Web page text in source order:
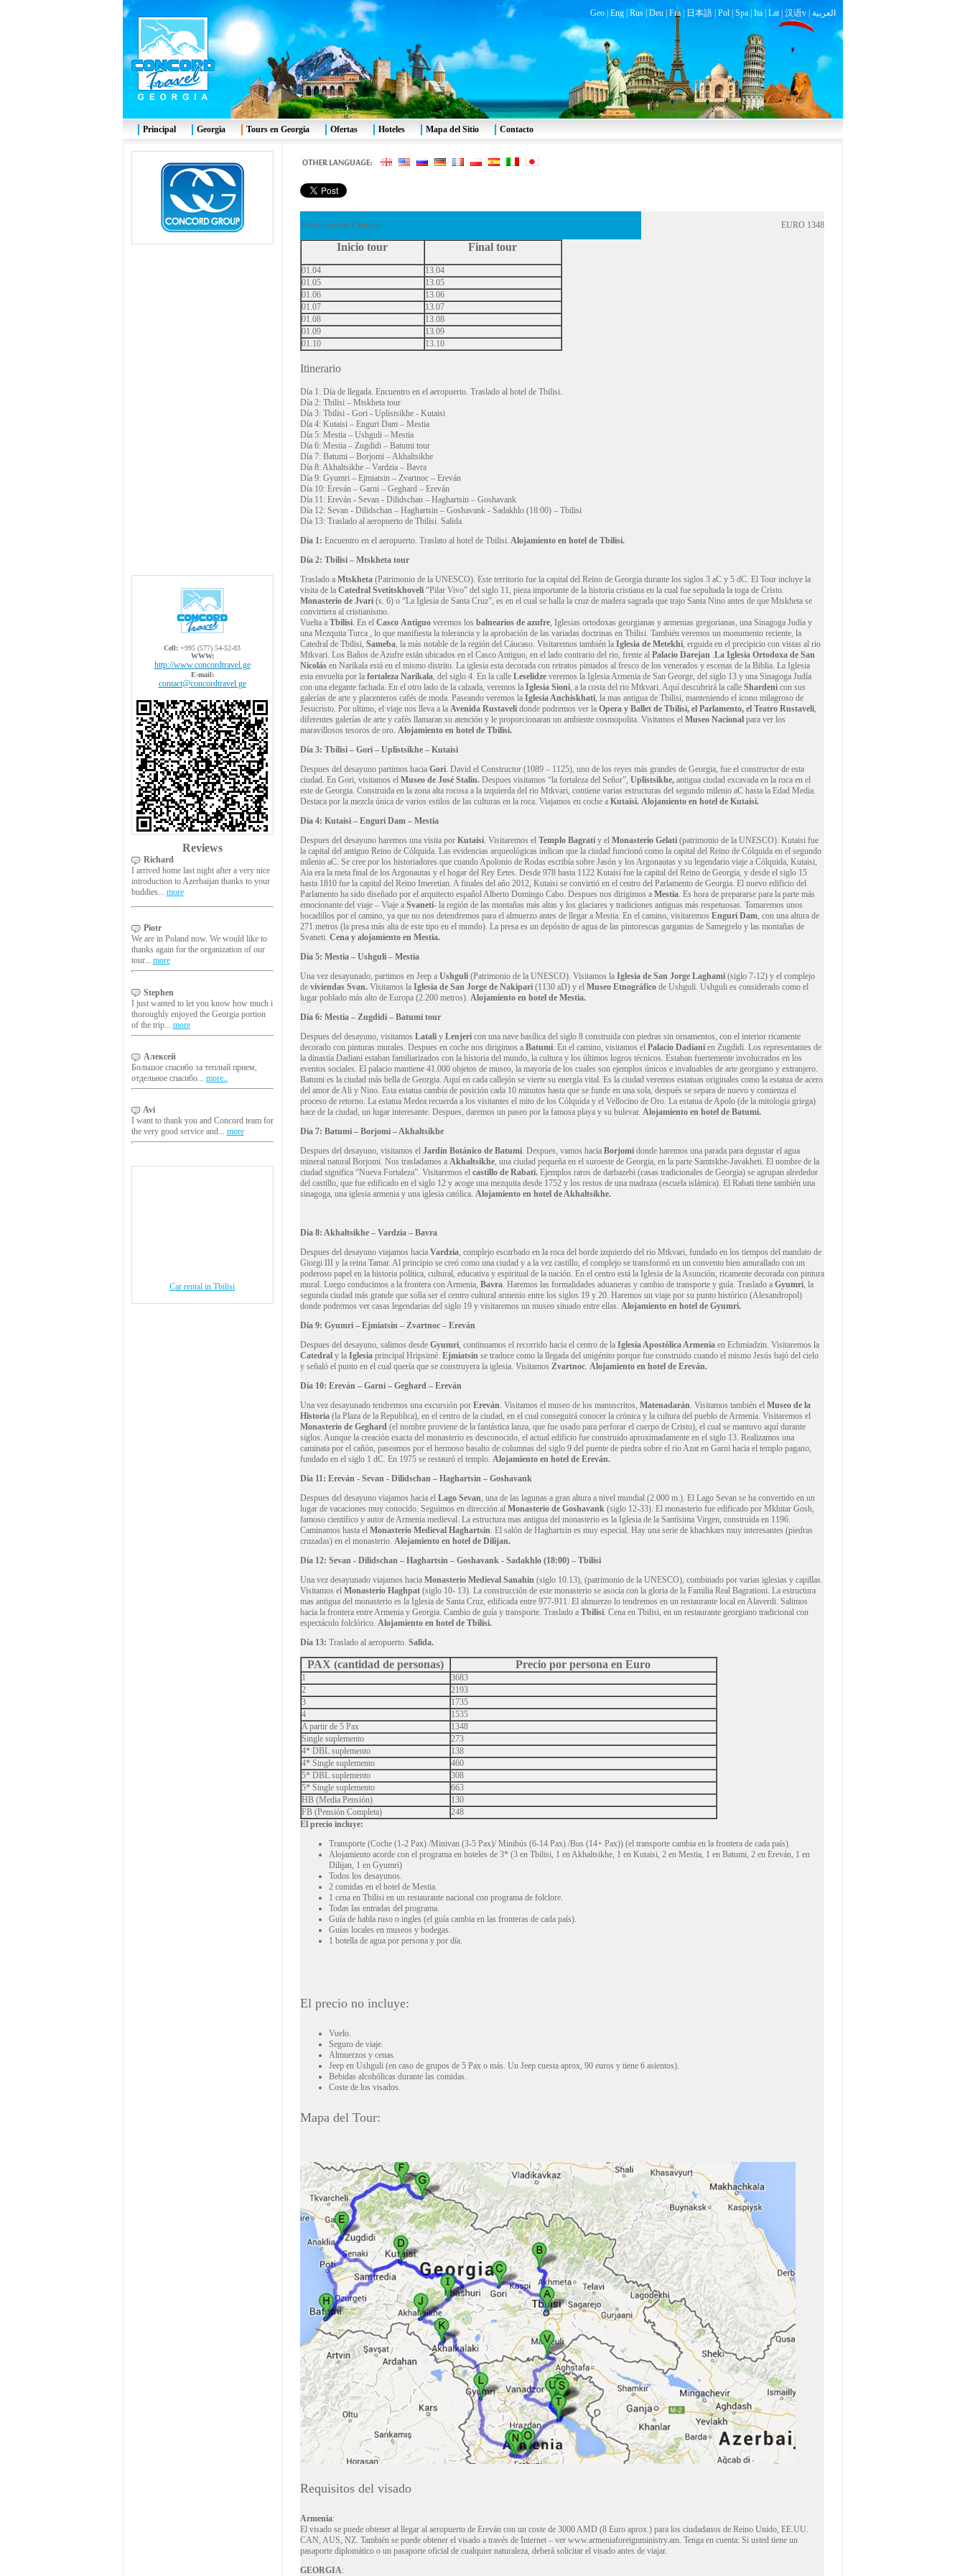
Geo| Eng| Rus| Deu| Fra| 日本語| Pol| Spa| Ita| Lat| 汉语v | العربية
Cell: +995 (577) 54-52-83
WWW:
http://www.concordtravel.ge
E-mail:
contact@concordtravel.ge
Reviews
Richard
I arrived home last night after a very nice
introduction to Azerbaijan thanks to your
buddies... more
Piotr
We are in Poland now. We would like to
thanks again for the organization of our
tour... more
Stephen
I just wanted to let you know how much i
thoroughly enjoyed the Georgia portion
of the trip... more
Алексей
Большое спасибо за теплый прием,
отдельное спасибо... more..
Avi
I want to thank you and Concord team for
the very good service and... more
Car rental in Tbilisi
Patrimonio del Cáucaso EURO 1348
Inicio tour Final tour
01.04
13.04
01.05
13.05
01.06
13.06
01.07
13.07
01.08
13.08
01.09
13.09
01.10
13.10
Itinerario
Día 1: Día de llegada. Encuentro en el aeropuerto. Traslado al hotel de Tbilisi.
Día 2: Tbilisi – Mtskheta tour
Día 3: Tbilisi - Gori - Uplistsikhe - Kutaisi
Día 4: Kutaisi – Enguri Dam – Mestia
Día 5: Mestia – Ushguli – Mestia
Día 6: Mestia – Zugdidi – Batumi tour
Día 7: Batumi – Borjomi – Akhaltsikhe
Día 8: Akhaltsikhe – Vardzia – Bavra
Día 9: Gyumri – Ejmiatsin – Zvartnoc – Ereván
Día 10: Ereván – Garni – Geghard – Ereván
Día 11: Ereván - Sevan - Dilidschan – Haghartsin – Goshavank
Día 12: Sevan - Dilidschan – Haghartsin – Goshavank - Sadakhlo (18:00) – Tbilisi
Día 13: Traslado al aeropuerto de Tbilisi. Salida.
Día 1: Encuentro en el aeropuerto. Traslato al hotel de Tbilisi. Alojamiento en hotel de Tbilisi.
Día 2: Tbilisi – Mtskheta tour
Traslado a Mtskheta(Patrimonio de la UNESCO). Este territorio fue la capital del Reino de Georgia durante los siglos 3 aC y 5 dC. El Tour incluye la
visita de la Catedral Svetitskhoveli“Pilar Vivo” del siglo 11, pieza importante de la historia cristiana en la cual fue sepultada la toga de Cristo.
Monasterio de Jvari(s. 6) o “La Iglesia de Santa Cruz”, es en el cual se halla la cruz de madera sagrada que trajo Santa Nino antes de que Mtskheta se
convirtiera al cristianismo.
Vuelta a Tbilisi. En el Casco Antiguoveremos los balnearios de azufre, Iglesias ortodoxas georgianas y armenias gregorianas, una Sinagoga Judía y
una Mezquita Turca , lo que manifiesta la tolerancia y la aprobación de las variadas doctrinas en Tbilisi. También veremos un monumento reciente, la
Catedral de Tbilisi, Sameba, la más notable de la región del Cáucaso. Visitaremos también la Iglesia de Metekhi, erguida en el precipicio con vistas al rio
Mtkvari. Los Baños de Azufre están ubicados en el Casco Antiguo, en el lado contrario del rio, frente al Palacio Darejan.La Iglesia Ortodoxa de San
Nicolásen Narikala está en el mismo distrito. La iglesia esta decorada con retratos pintados al fresco de los venerados y escenas de la Biblia. La Iglesia
esta envuelta por la fortaleza Narikala, del siglo 4. En la calle Leselidzeveremos la Iglesia Armenia de San George, del siglo 13 y una Sinagoga Judía
con una elegante fachada. En el otro lado de la calzada, veremos la Iglesia Sioni, a la costa del rio Mtkvari. Aquí descubrirá la calle Shardenicon sus
galerías de arte y placenteros cafés de moda. Paseando veremos la Iglesia Anchiskhati, la mas antigua de Tbilisi, manteniendo el icono milagroso de
Jesucristo. Por ultimo, el viaje nos lleva a la Avenida Rustavelidonde podremos ver la Opera y Ballet de Tbilisi, el Parlamento, el Teatro Rustaveli,
diferentes galerías de arte y cafés llamaran su atención y le proporcionaran un ambiente cosmopolita. Visitamos el Museo Nacionalpara ver los
maravillosos tesoros de oro. Alojamiento en hotel de Tbilisi.
Día 3: Tbilisi – Gori – Uplistsikhe – Kutaisi
Despues del desayuno partimos hacia Gori. David el Constructor (1089 – 1125), uno de los reyes más grandes de Georgia, fue el constructor de esta
ciudad. En Gori, visitamos el Museo de José Stalin.Despues visitamos “la fortaleza del Señor”, Uplistsikhe,antigua ciudad excavada en la roca en el
este de Georgia. Construida en la zona alta rocosa a la izquierda del rio Mtkvari, contiene varias estructuras del segundo milenio aC hasta la Edad Media.
Destaca por la mezcla única de varios estilos de las culturas en la roca. Viajamos en coche a Kutaisi. Alojamiento en hotel de Kutaisi.
Día4: Kutaisi – Enguri Dam – Mestia
Despues del desayuno haremos una visita por Kutaisi. Visitaremos el Templo Bagratiy el Monasterio Gelati(patrimonio de la UNESCO). Kutaisi fue
la capital del antiguo Reino de Cólquida. Las evidencias arqueológicas indican que la ciudad funcionó como la capital del Reino de Cólquida en el segundo
milenio aC. Se cree por los historiadores que cuando Apolonio de Rodas escribía sobre Jasón y los Argonautas y su legendario viaje a Cólquida, Kutaisi,
Aia era la meta final de los Argonautas y el hogar del Rey Eetes. Desde 978 hasta 1122 Kutaisi fue la capital del Reino de Georgia, y desde el siglo 15
hasta 1810 fue la capital del Reino Imeretian. A finales del año 2012, Kutaisi se convirtió en el centro del Parlamento de Georgia. El nuevo edificio del
Parlamento ha sido diseñado por el arquitecto español Alberto Domingo Cabo. Despues nos dirigimos a Mestia. Es hora de prepararse para la parte más
emocionante del viaje – Viaje a Svaneti- la región de las montañas más altas y los glaciares y tradiciones antiguas más respetuosas. Tomaremos unos
bocadillos por el camino, ya que no nos detendremos para el almuerzo antes de llegar a Mestia. En el camino, visitaremos Enguri Dam, con una altura de
271 metros (la presa más alta de este tipo en el mundo). La presa es un depósito de agua de las pintorescas gargantas de Samegrelo y las montañas de
Svaneti. Cena y alojamiento en Mestia.
Día5: Mestia – Ushguli – Mestia
Una vez desayunado, partimos en Jeep a Ushguli(Patrimonio de la UNESCO). Visitamos la Iglesia de San Jorge Laghami(siglo 7-12) y el complejo
de viviendas Svan.Visitamos la Iglesia de San Jorge de Nakipari(1130 aD) y el Museo Etnográficode Ushguli. Ushguli es considerado como el
lugar poblado más alto de Europa (2.200 metros). Alojamiento en hotel de Mestia.
Día 6: Mestia – Zugdidi – Batumi tour
Despues del desayuno, visitamos Lataliy Lenjericon una nave basílica del siglo 8 construida con piedras sin ornamentos, con el interior ricamente
decorado con pinturas murales. Despues en coche nos dirigimos a Batumi. En el camino, visitamos el Palacio Dadianien Zugdidi. Los representantes de
la dinastía Dadiani estaban familiarizados con la historia del mundo, la cultura y los últimos logros técnicos. Estaban fuertemente involucrados en los
eventos sociales. El palacio mantiene 41.000 objetos de museo, la mayoría de los cuales son ejemplos únicos e invaluables de arte georgiano y extranjero.
Batumi es la ciudad más bella de Georgia. Aquí en cada callejón se vierte su energía vital. Es la ciudad veremos estatuas originales como la estatua de acero
del amor de Ali y Nino. Esta estatua cambia de posición cada 10 minutos hasta que se funde en una sola, después se separa de nuevo y comienza el
proceso de retorno. La estatua Medea recuerda a los visitantes el mito de los Cólquida y el Vellocino de Oro. La estatua de Apolo (de la mitología griega)
hace de la ciudad, un lugar interesante. Despues, daremos un paseo por la famosa playa y su bulevar. Alojamiento en hotel de Batumi.
Día7: Batumi – Borjomi – Akhaltsikhe
Despues del desayuno, visitamos el Jardín Botánico de Batumi. Despues, vamos hacia Borjomidonde haremos una parada para degustar el agua
mineral natural Borjomi. Nos trasladamos a Akhaltsikhe, una ciudad pequeña en el suroeste de Georgia, en la parte Samtskhe-Javakheti. El nombre de la
ciudad significa “Nueva Fortaleza”. Visitaremos el castillo de Rabati.Ejemplos raros de darbazebi (casas tradicionales de Georgia) se agrupan alrededor
del castillo, que fue edificado en el siglo 12 y acoge una mezquita desde 1752 y los restos de una madraza (escuela islámica). El Rabati tiene también una
sinagoga, una iglesia armenia y una iglesia católica. Alojamiento en hotel de Akhaltsikhe.
Día8: Akhaltsikhe – Vardzia – Bavra
Despues del desayuno viajamos hacia Vardzia, complejo escarbado en la roca del borde izquierdo del rio Mtkvari, fundado en los tiempos del mandato de
Giorgi III y la reina Tamar. Al principio se creó como una ciudad y a la vez castillo, el complejo se transformó en un convento bien amurallado con un
poderoso papel en la historia política, cultural, educativa y espiritual de la nación. En el centro está la Iglesia de la Asunción, ricamente decorada con pintura
mural. Luego conducimos a la frontera con Armenia, Bavra. Haremos las formalidades aduaneras y cambio de transporte y guía. Traslado a Gyumri, la
segunda ciudad más grande que solía ser el centro cultural armenio entre los siglos 19 y 20. Haremos un viaje por su punto histórico (Alexandropol)
donde podremos ver casas legendarias del siglo 19 y visitaremos un museo situado entre ellas. Alojamiento en hotel de Gyumri.
Día 9: Gyumri – Ejmiatsin – Zvartnoc – Ereván
Despues del desayuno, salimos desde Gyumri, continuamos el recorrido hacia el centro de la Iglesia Apostólica Armeniaen Echmiadzin. Visitaremos la
Catedraly la Iglesiaprincipal Hripsimé. Ejmiatsinse traduce como la llegada del unigénito porque fue construido cuando el mismo Jesús bajó del cielo
y señaló el punto en el cual quería que se construyera la iglesia. Visitamos Zvartnoc. Alojamiento en hotel de Ereván.
Día10: Ereván – Garni – Geghard – Ereván
Una vez desayunado tendremos una excursión por Ereván. Visitamos el museo de los manuscritos, Matenadarán. Visitamos también el Museo de la
Historia(la Plaza de la Republica), en el centro de la ciudad, en el cual conseguirá conocer la crónica y la cultura del pueblo de Armenia. Visitaremos el
Monasterio de Geghard(el nombre proviene de la fantástica lanza, que fue usado para perforar el cuerpo de Cristo), el cual se mantuvo aquí durante
siglos. Aunque la creación exacta del monasterio es desconocido, el actual edificio fue construido aproximadamente en el siglo 13. Realizamos una
caminata por el cañón, paseamos por el hermoso basalto de columnas del siglo 9 del puente de piedra sobre el rio Azat en Garni hacia el templo pagano,
fundado en el siglo 1 dC. En 1975 se restauró el templo. Alojamiento en hotel de Ereván.
Día11: Ereván - Sevan - Dilidschan – Haghartsin – Goshavank
Despues del desayuno viajamos hacia el Lago Sevan, una de las lagunas a gran altura a nivel mundial (2.000 m.). El Lago Sevan se ha convertido en un
lugar de vacaciones muy conocido. Seguimos en dirección al Monasterio de Goshavank(siglo 12-33). El monasterio fue edificado por Mkhitar Gosh,
famoso científico y autor de Armenia medieval. La estructura mas antigua del monasterio es la Iglesia de la Santísima Virgen, construida en 1196.
Caminamos hasta el Monasterio Medieval Haghartsin. El salón de Haghartsin es muy especial. Hay una serie de khachkars muy interesantes (piedras
cruzadas) en el monasterio. Alojamiento en hotel de Dilijan.
Día12: Sevan - Dilidschan – Haghartsin – Goshavank - Sadakhlo(18:00) – Tbilisi
Una vez desayunado viajamos hacia Monasterio Medieval Sanahin(siglo 10.13), (patrimonio de la UNESCO), combinado por varias iglesias y capillas.
Visitamos el Monasterio Haghpat(siglo 10- 13). La construcción de este monasterio se asocia con la gloria de la Familia Real Bagrationi. La estructura
mas antigua del monasterio es la Iglesia de Santa Cruz, edificada entre 977-911. El almuerzo lo tendremos en un restaurante local en Alaverdi. Salimos
hacia la frontera entre Armenia y Georgia. Cambio de guía y transporte. Traslado a Tbilisi. Cena en Tbilisi, en un restaurante georgiano tradicional con
espectáculo folclórico. Alojamiento en hotel de Tbilisi.
Día 13: Traslado al aeropuerto. Salida.
PAX (cantidad de personas) Precio por persona en Euro
1
3683
2
2193
3
1735
4
1535
A partir de 5 Pax
1348
Single suplemento
273
4* DBL suplemento
138
4* Single suplemento
460
5* DBL suplemento
308
5* Single suplemento
663
HB (Media Pensión)
130
FB (Pensión Completa)
248
El precio incluye:
Transporte (Coche (1-2 Pax) /Minivan (3-5 Pax)/ Minibús (6-14 Pax) /Bus (14+ Pax)) (el transporte cambia en la frontera de cada país).
Alojamiento acorde con el programa en hoteles de 3* (3 en Tbilisi, 1 en Akhaltsikhe, 1 en Kutaisi, 2 en Mestia, 1 en Batumi, 2 en Ereván, 1 en
Dilijan, 1 en Gyumri)
Todos los desayunos.
2 comidas en el hotel de Mestia.
1 cena en Tbilisi en un restaurante nacional con programa de folclore.
Todas las entradas del programa.
Guía de habla ruso o ingles (el guía cambia en las fronteras de cada país).
Guías locales en museos y bodegas.
1 botella de agua por persona y por día.
El precio no incluye:
Vuelo.
Seguro de viaje.
Almuerzos y cenas.
Jeep en Ushguli (en caso de grupos de 5 Pax o más. Un Jeep cuesta aprox, 90 euros y tiene 6 asientos).
Bebidas alcohólicas durante las comidas.
Coste de los visados.
Mapa del Tour:
Requisitos del visado
Armenia:
El visado se puede obtener al llegar al aeropuerto de Ereván con un coste de 3000 AMD (8 Euro aprox.) para los ciudadanos de Reino Unido, EE.UU.
CAN, AUS, NZ. También se puede obtener el visado a través de Internet – ver www.armeniaforeignministry.am. Tenga en cuenta: Si usted tiene un
pasaporte diplomático o un pasaporte oficial de cualquier naturaleza, deberá solicitar el visado antes de viajar.
GEORGIA:
Principal Georgia Tours en Georgia Ofertas Hoteles Mapa del Sitio Contacto